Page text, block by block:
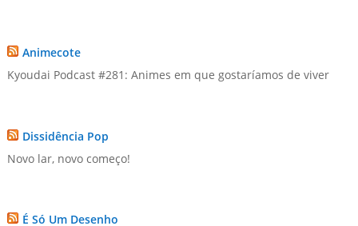
Animecote
Kyoudai Podcast #281: Animes em que gostaríamos de viver
Dissidência Pop
Novo lar, novo começo!
É Só Um Desenho